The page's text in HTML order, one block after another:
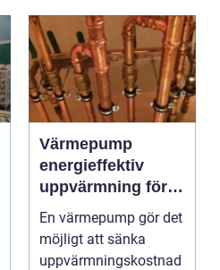
Värmepump
energieffektiv
uppvärmning för
moderna hem
En värmepump gör det
möjligt att sänka
uppvärmningskostnad